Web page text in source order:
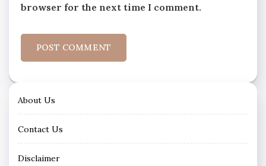
browser for the next time I comment.
About Us
Contact Us
Disclaimer